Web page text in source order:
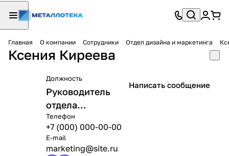
Главная О компании Сотрудники Отдел дизайна и маркетинга
Ксения Киреева
Должность
Руководитель
отдела
маркетинга
Телефон
+7 (000) 000-00-00
E-mail
marketing@site.ru
Написать сообщение